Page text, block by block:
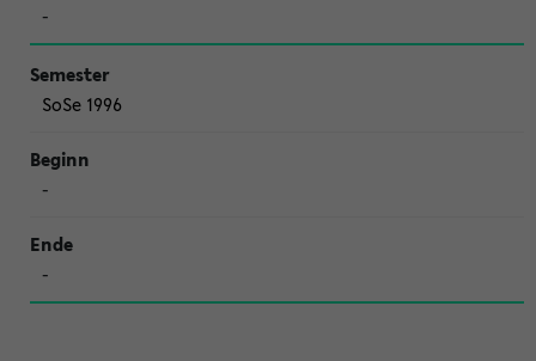
-
SoSe 1996
-
-